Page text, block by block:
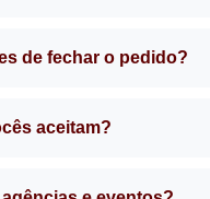
de fechar o pedido?
aceitam?